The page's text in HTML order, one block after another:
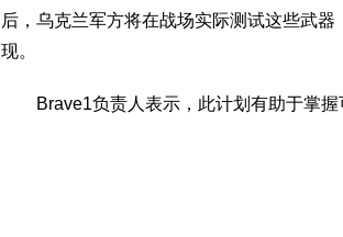
后，乌克兰军方将在战场实际测试这些武
现。
Brave1负责人表示，此计划有助于掌握